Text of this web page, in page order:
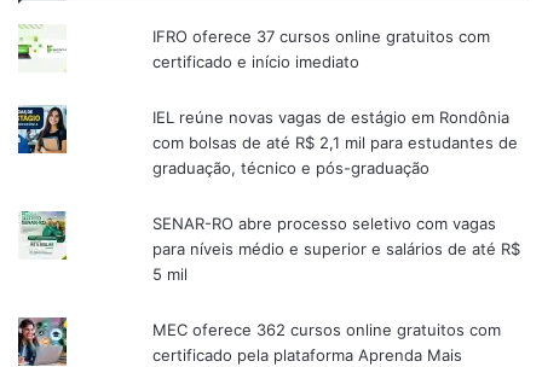
IFRO oferece 37 cursos online gratuitos com
certificado e início imediato
IEL reúne novas vagas de estágio em Rondônia
com bolsas de até R$ 2,1 mil para estudantes de
graduação, técnico e pós-graduação
SENAR-RO abre processo seletivo com vagas
para níveis médio e superior e salários de até R$
5 mil
MEC oferece 362 cursos online gratuitos com
certificado pela plataforma Aprenda Mais